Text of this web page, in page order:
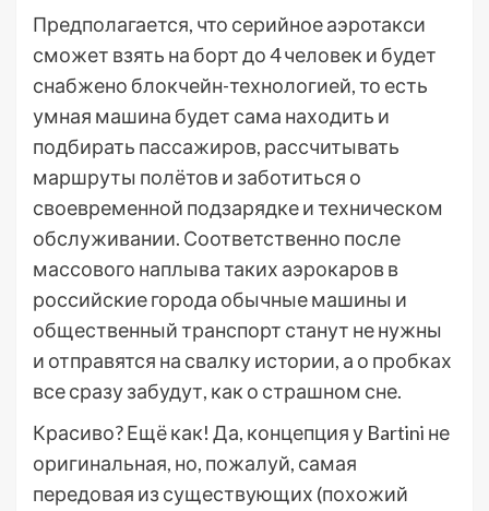
Предполагается, что серийное аэротакси
сможет взять на борт до 4 человек и будет
снабжено блокчейн-технологией, то есть
умная машина будет сама находить и
подбирать пассажиров, рассчитывать
маршруты полётов и заботиться о
своевременной подзарядке и техническом
обслуживании. Соответственно после
массового наплыва таких аэрокаров в
российские города обычные машины и
общественный транспорт станут не нужны
и отправятся на свалку истории, а о пробках
все сразу забудут, как о страшном сне.
Красиво? Ещё как! Да, концепция у Bartini не
оригинальная, но, пожалуй, самая
передовая из существующих (похожий